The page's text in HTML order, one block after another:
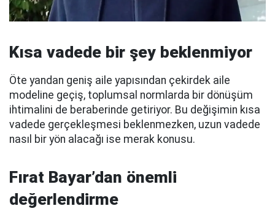
Kısa vadede bir şey beklenmiyor
Öte yandan geniş aile yapısından çekirdek aile
modeline geçiş, toplumsal normlarda bir dönüşüm
ihtimalini de beraberinde getiriyor. Bu değişimin kısa
vadede gerçekleşmesi beklenmezken, uzun vadede
nasıl bir yön alacağı ise merak konusu.
Fırat Bayar’dan önemli
değerlendirme